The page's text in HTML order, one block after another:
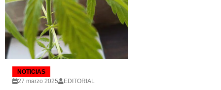
NOTICIAS
27 marzo 2025
EDITORIAL